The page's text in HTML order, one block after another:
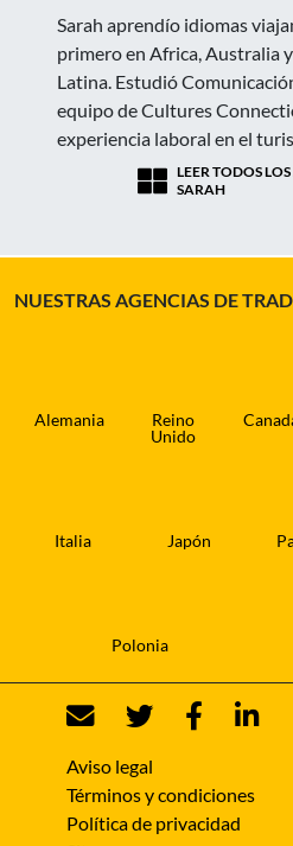
Sarah aprendío idiomas
primero en Africa, Australia
Latina. Estudió
equipo de Cultures
experiencia laboral en el
LEER TODOS
SARAH
NUESTRAS AGENCIAS DE
Alemania
Reino
Unido
Italia Japón
Polonia
Aviso legal
Términos y condiciones
Política de privacidad